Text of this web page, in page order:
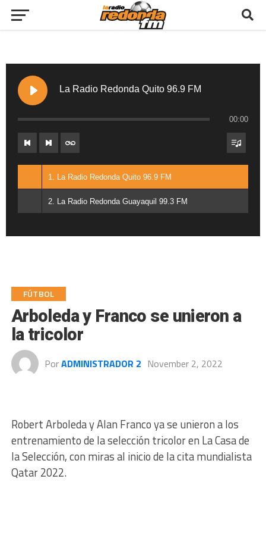
La Radio Redonda Quito 96.9 FM
00:00
1. La Radio Redonda Quito 96.9 FM
2. La Radio Redonda Guayaquil 99.3 FM
FÚTBOL
Arboleda y Franco se unieron a
la tricolor
PorADMINISTRADOR 2 November 2, 2022
Robert Arboleda y Alan Franco ya se unieron a los
entrenamiento de la selección tricolor en La Casa de
la Selección, con miras al inicio de la cita mundialista
Qatar 2022.